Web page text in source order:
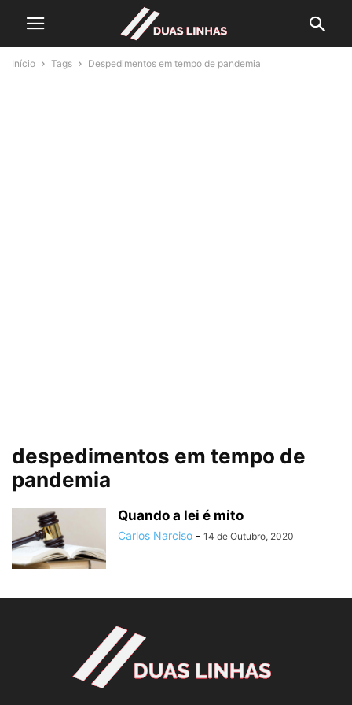
Início Tags Despedimentos em tempo de pandemia
despedimentos em tempo de
pandemia
Quando a lei é mito
Carlos Narciso - 14 de Outubro, 2020